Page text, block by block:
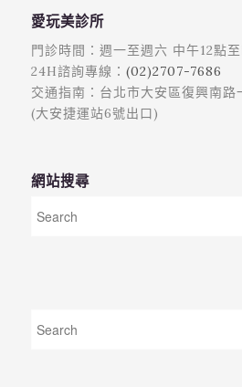
愛玩美診所
門診時間：週一至週六 中午12點
24H諮詢專線： (02)2707-7686
交通指南：台北市大安區復興南路
(大安捷運站6號出口)
網站搜尋